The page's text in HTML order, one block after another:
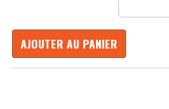
AJOUTER AU PANIER